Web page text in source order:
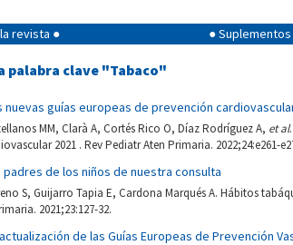
revista ● ●
clave "Tabaco"
nuevas guías europeas de prevención
MM, Clarà A, Cortés Rico O, Díaz Rodríguez A, et al
2021 . Rev Pediatr Aten Primaria. 2022;24:e261-
de los niños de nuestra consulta
S, Guijarro Tapia E, Cardona Marqués A. Hábitos
2021;23:127-32.
de las Guías Europeas de Prevención